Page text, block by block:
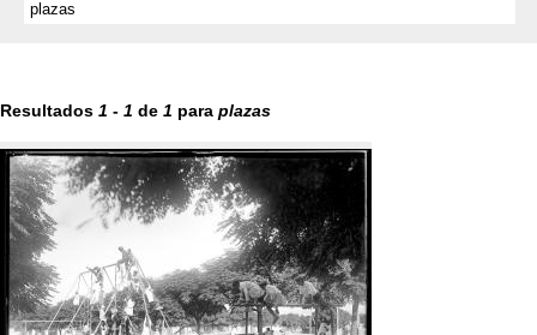
Resultados 1 - 1 de 1 para plazas